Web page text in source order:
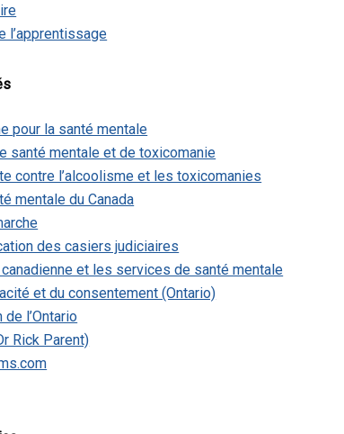
l’apprentissage
pour la santé mentale
santé mentale et de toxicomanie
contre l’alcoolisme et les toxicomanies
mentale du Canada
des casiers judiciaires
et les services de santé mentale
et du consentement (Ontario)
l’Ontario
Rick Parent)